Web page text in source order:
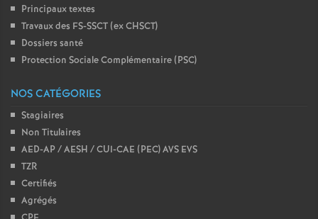
Principaux textes
Travaux des FS-SSCT (ex CHSCT)
Dossiers santé
Protection Sociale Complémentaire (PSC)
NOS CATÉGORIES
Stagiaires
Non Titulaires
AED-AP / AESH / CUI-CAE (PEC) AVS EVS
TZR
Certifiés
Agrégés